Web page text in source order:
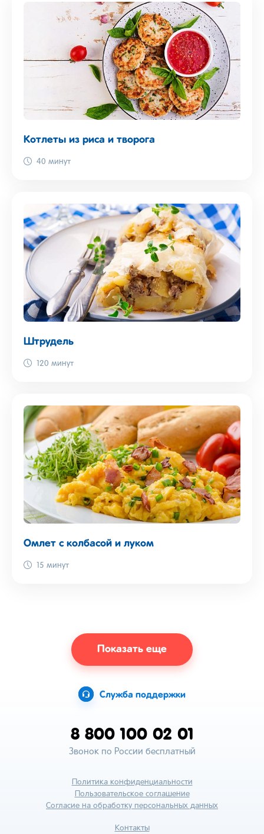
Котлеты из риса и творога
40 минут
Штрудель
120 минут
Омлет с колбасой и луком
15 минут
Показать еще
Служба поддержки
8 800 100 02 01
Звонок по России бесплатный
Политика конфиденциальности
Пользовательское соглашение
Согласие на обработку персональных данных
Контакты